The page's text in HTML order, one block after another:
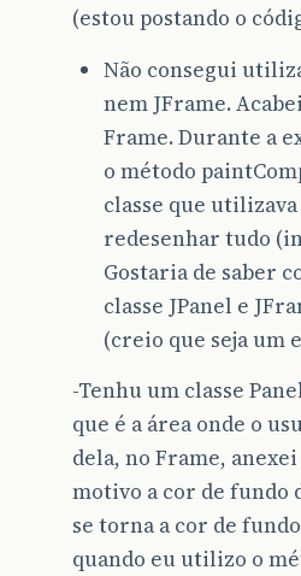
(estou postando o
Não consegui
nem JFrame.
Frame. Durante a
o método
classe que utilizava
redesenhar tudo
Gostaria de saber
classe JPanel e
(creio que seja um
-Tenhu um classe
que é a área onde o
dela, no Frame,
motivo a cor de fundo
se torna a cor de
quando eu utilizo o